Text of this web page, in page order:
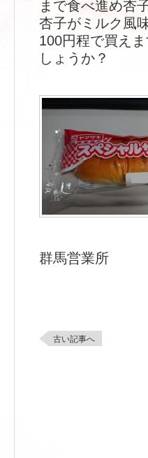
まで食べ進め杏
杏子がミルク風
100円程で買え
しょうか？
群馬営業所
古い記事へ